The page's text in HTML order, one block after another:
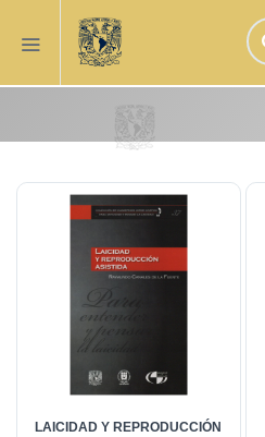
LAICIDAD Y REPRODUCCIÓN